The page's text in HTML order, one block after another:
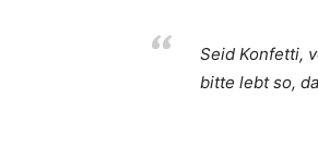
Seid Konfetti,
bitte lebt so,